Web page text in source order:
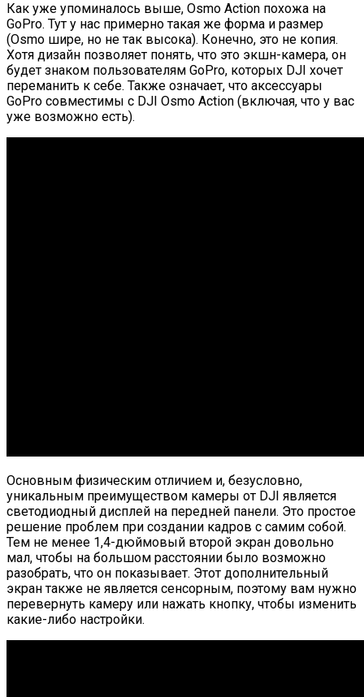
Как уже упоминалось выше, Osmo Action похожа на
GoPro. Тут у нас примерно такая же форма и размер
(Osmo шире, но не так высока). Конечно, это не копия.
Хотя дизайн позволяет понять, что это экшн-камера, он
будет знаком пользователям GoPro, которых DJI хочет
переманить к себе. Также означает, что аксессуары
GoPro совместимы с DJI Osmo Action (включая, что у вас
уже возможно есть).
Основным физическим отличием и, безусловно,
уникальным преимуществом камеры от DJI является
светодиодный дисплей на передней панели. Это простое
решение проблем при создании кадров с самим собой.
Тем не менее 1,4-дюймовый второй экран довольно
мал, чтобы на большом расстоянии было возможно
разобрать, что он показывает. Этот дополнительный
экран также не является сенсорным, поэтому вам нужно
перевернуть камеру или нажать кнопку, чтобы изменить
какие-либо настройки.